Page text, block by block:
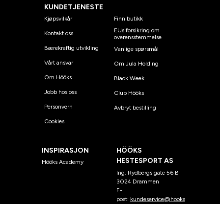
KUNDETJENESTE
Kjøpsvilkår
Kontakt oss
Bærekraftig utvikling
Vårt ansvar
Om Hööks
Jobb hos oss
Personvern
Cookies
Finn butikk
EUs forsikring om
overensstemmelse
Vanlige spørsmål
Om Jula Holding
Black Week
Club Hööks
Avbryt bestilling
INSPIRASJON
Hööks Academy
HÖÖKS
HESTESPORT AS
Ing. Rydbergs gate 56 B
3024 Drammen
E-
post: kundeservice@hooks